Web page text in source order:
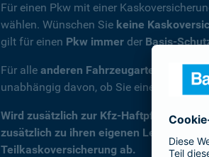
Für einen Pkw mit einer
wählen. Wünschen Sie keine
gilt für einen Pkw immer der Basis-
Für alle anderen Fahrzeugarten (z. B.
unabhängig davon, ob Sie eine
Wird zusätzlich zur Kfz-Haftpflicht eine
zusätzlich zu ihren eigenen Leistungen
Teilkaskoversicherung ab.